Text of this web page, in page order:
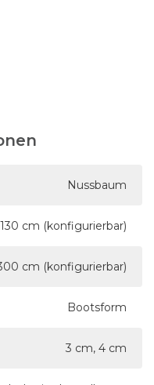
Nussbaum
cm (konfigurierbar)
cm (konfigurierbar)
Bootsform
3 cm, 4 cm